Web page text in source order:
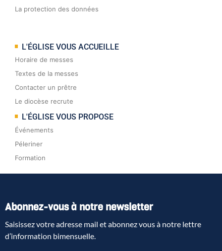
La protection des données
L'ÉGLISE VOUS ACCUEILLE
Horaire de messes
Textes de la messes
Contacter un prêtre
Le diocèse recrute
L'ÉGLISE VOUS PROPOSE
Événements
Péleriner
Formation
Abonnez-vous à notre newsletter
Saisissez votre adresse mail et abonnez vous à notre lettre
d’information bimensuelle.